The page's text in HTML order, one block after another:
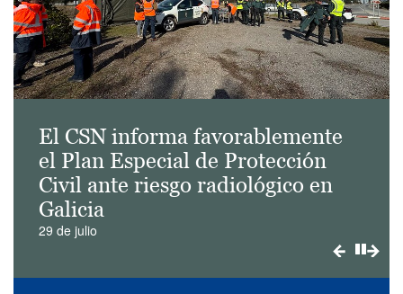
El CSN informa favorablemente
el Plan Especial de Protección
Civil ante riesgo radiológico en
Galicia
29 de julio
Play/